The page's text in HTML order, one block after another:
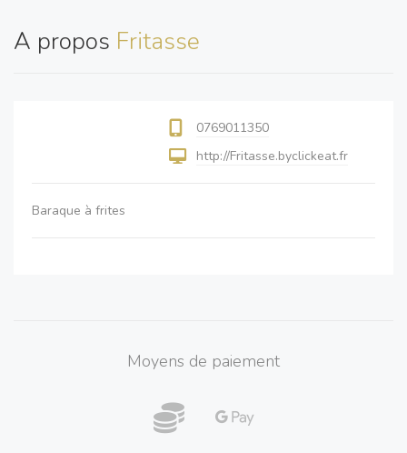
A propos Fritasse
0769011350
http://Fritasse.byclickeat.fr
Baraque à frites
Moyens de paiement